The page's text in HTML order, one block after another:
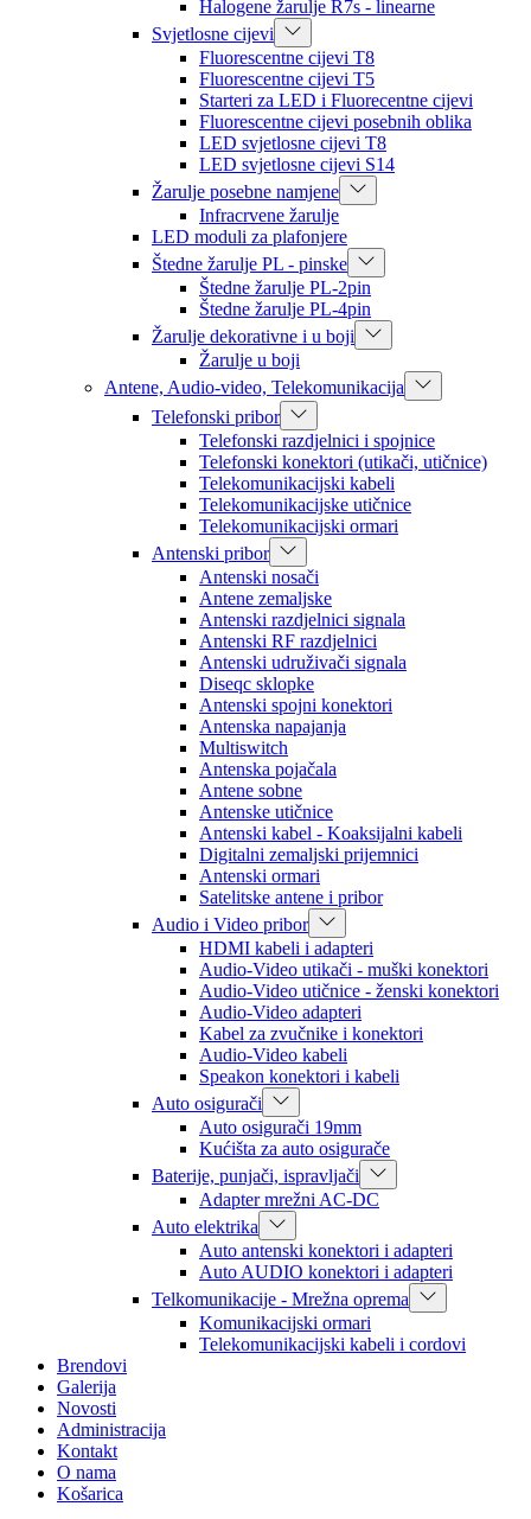
Halogene žarulje R7s - linearne
Svjetlosne cijevi
Fluorescentne cijevi T8
Fluorescentne cijevi T5
Starteri za LED i Fluorecentne cijevi
Fluorescentne cijevi posebnih oblika
LED svjetlosne cijevi T8
LED svjetlosne cijevi S14
Žarulje posebne namjene
Infracrvene žarulje
LED moduli za plafonjere
Štedne žarulje PL - pinske
Štedne žarulje PL-2pin
Štedne žarulje PL-4pin
Žarulje dekorativne i u boji
Žarulje u boji
Antene, Audio-video, Telekomunikacija
Telefonski pribor
Telefonski razdjelnici i spojnice
Telefonski konektori (utikači, utičnice)
Telekomunikacijski kabeli
Telekomunikacijske utičnice
Telekomunikacijski ormari
Antenski pribor
Antenski nosači
Antene zemaljske
Antenski razdjelnici signala
Antenski RF razdjelnici
Antenski udruživači signala
Diseqc sklopke
Antenski spojni konektori
Antenska napajanja
Multiswitch
Antenska pojačala
Antene sobne
Antenske utičnice
Antenski kabel - Koaksijalni kabeli
Digitalni zemaljski prijemnici
Antenski ormari
Satelitske antene i pribor
Audio i Video pribor
HDMI kabeli i adapteri
Audio-Video utikači - muški konektori
Audio-Video utičnice - ženski konektori
Audio-Video adapteri
Kabel za zvučnike i konektori
Audio-Video kabeli
Speakon konektori i kabeli
Auto osigurači
Auto osigurači 19mm
Kućišta za auto osigurače
Baterije, punjači, ispravljači
Adapter mrežni AC-DC
Auto elektrika
Auto antenski konektori i adapteri
Auto AUDIO konektori i adapteri
Telkomunikacije - Mrežna oprema
Komunikacijski ormari
Telekomunikacijski kabeli i cordovi
Brendovi
Galerija
Novosti
Administracija
Kontakt
O nama
Košarica